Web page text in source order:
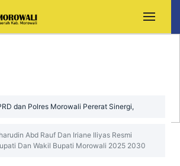
dan Polres Morowali Pererat Sinergi,
Abd Rauf Dan Iriane Iliyas Resmi
Dan Wakil Bupati Morowali 2025 2030